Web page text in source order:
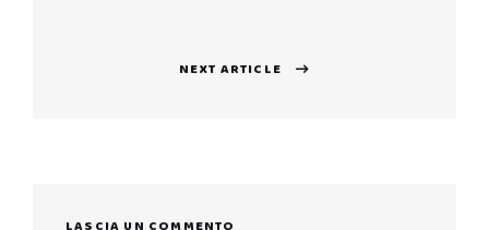
NEXT ARTICLE